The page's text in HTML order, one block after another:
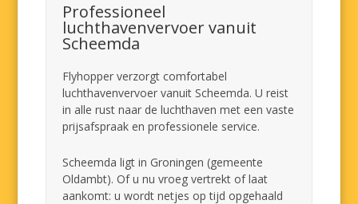
Professioneel
luchthavenvervoer vanuit
Scheemda
Flyhopper verzorgt comfortabel
luchthavenvervoer vanuit Scheemda. U reist
in alle rust naar de luchthaven met een vaste
prijsafspraak en professionele service.
Scheemda ligt in Groningen (gemeente
Oldambt). Of u nu vroeg vertrekt of laat
aankomt: u wordt netjes op tijd opgehaald